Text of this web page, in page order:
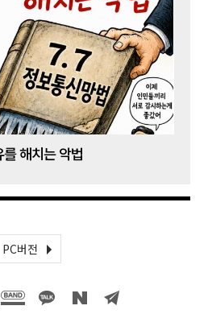
해치는 악법
PC버전